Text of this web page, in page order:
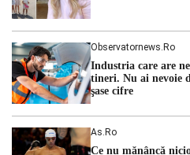
Observatornews.ro
Industria care are
tineri. Nu ai nevoie
şase cifre
As.ro
Ce nu mănâncă